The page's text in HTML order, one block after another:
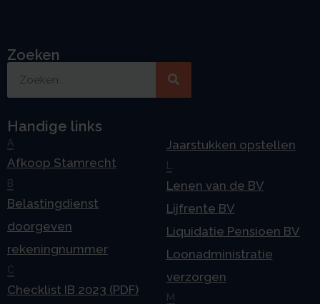
Zoeken
Handige links
A
Afkoop Stamrecht
B
Belastingdienst
doorgeven
rekeningnummer
C
Checklist IB 2023 (PDF)
Jaarstukken opstellen
Lenen van de BV
Lijfrente BV
Liquidatie Pensioen BV
Loonadministratie
verzorgen
M